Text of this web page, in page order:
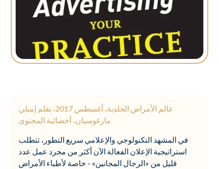
عالم الأمراض الجلدية، أغسطس 2017، بقلم إميلي
مارغوسيان، أخصائية المحتوى
في المشهد التكنولوجي والإعلامي سريع التطور، تتطلب
استراتيجية الإعلان الفعالة الآن أكثر من مجرد عمل عدد
قليل من «الرجال المجانين» - خاصة لأطباء الأمراض